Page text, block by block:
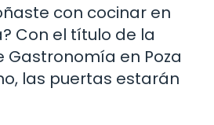
con cocinar en
Con el título de la
Gastronomía en Poza
las puertas estarán